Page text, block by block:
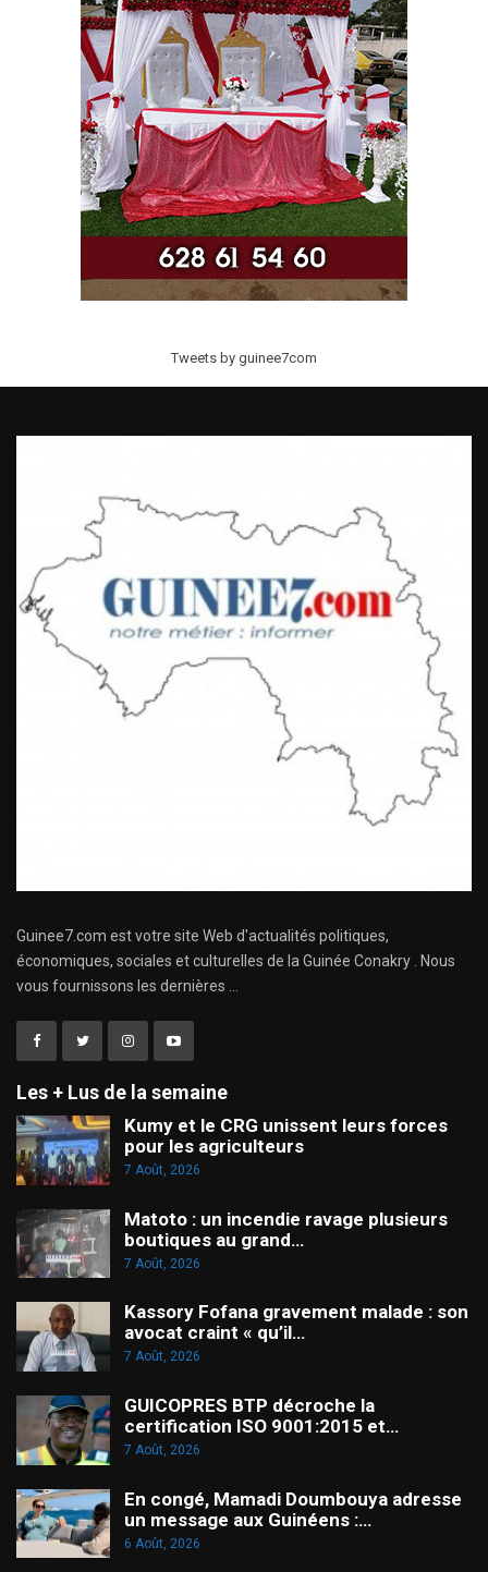
Tweets by guinee7com
Guinee7.com est votre site Web d'actualités politiques,
économiques, sociales et culturelles de la Guinée Conakry . Nous
vous fournissons les dernières ...
Les + Lus de la semaine
Kumy et le CRG unissent leurs forces
pour les agriculteurs
7 Août, 2026
Matoto : un incendie ravage plusieurs
boutiques au grand…
7 Août, 2026
Kassory Fofana gravement malade : son
avocat craint « qu’il…
7 Août, 2026
GUICOPRES BTP décroche la
certification ISO 9001:2015 et…
7 Août, 2026
En congé, Mamadi Doumbouya adresse
un message aux Guinéens :…
6 Août, 2026